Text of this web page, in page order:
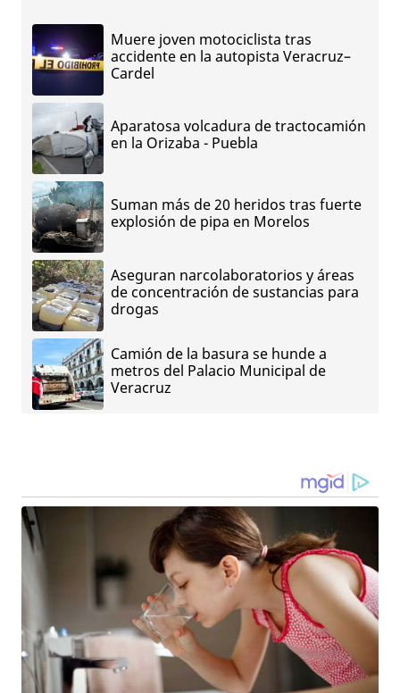
Muere joven motociclista tras
accidente en la autopista Veracruz–
Cardel
Aparatosa volcadura de tractocamión
en la Orizaba - Puebla
Suman más de 20 heridos tras fuerte
explosión de pipa en Morelos
Aseguran narcolaboratorios y áreas
de concentración de sustancias para
drogas
Camión de la basura se hunde a
metros del Palacio Municipal de
Veracruz